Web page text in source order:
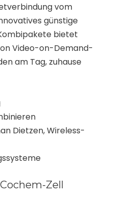
vom
günstige
bietet
Video-on-Demand-
am Tag, zuhause
Dietzen, Wireless-
Zell